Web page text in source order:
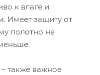
к влаге и
Имеет защиту от
полотно не
также важное